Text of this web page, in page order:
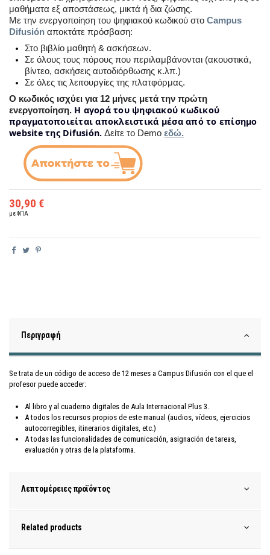
μαθήματα εξ αποστάσεως, μικτά ή δια ζώσης.
Με την ενεργοποίηση του ψηφιακού κωδικού στο Campus
Difusión αποκτάτε πρόσβαση:
Στο βιβλίο μαθητή & ασκήσεων.
Σε όλους τους πόρους που περιλαμβάνονται (ακουστικά,
βίντεο, ασκήσεις αυτοδιόρθωσης κ.λπ.)
Σε όλες τις λειτουργίες της πλατφόρμας.
Ο κωδικός ισχύει για 12 μήνες μετά την πρώτη
ενεργοποίηση. H αγορά του ψηφιακού κωδικού
πραγματοποιείται αποκλειστικά μέσα από το επίσημο
website της Difusión. Δείτε το Demoεδώ.
30,90 €
με ΦΠΑ
Περιγραφή
Se trata de un código de acceso de 12 meses a Campus Difusión con el que el
profesor puede acceder:
Al libro y al cuaderno digitales de Aula Internacional Plus 3.
A todos los recursos propios de este manual (audios, vídeos, ejercicios
autocorregibles, itinerarios digitales, etc.)
A todas las funcionalidades de comunicación, asignación de tareas,
evaluación y otras de la plataforma.
Λεπτομέρειες προϊόντος
Related products